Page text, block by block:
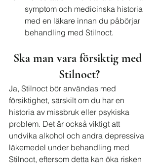
symptom och medicinska historia
med en läkare innan du påbörjar
behandling med Stilnoct.
Ska man vara försiktig med
Stilnoct?
Ja, Stilnoct bör användas med
försiktighet, särskilt om du har en
historia av missbruk eller psykiska
problem. Det är också viktigt att
undvika alkohol och andra depressiva
läkemedel under behandling med
Stilnoct, eftersom detta kan öka risken